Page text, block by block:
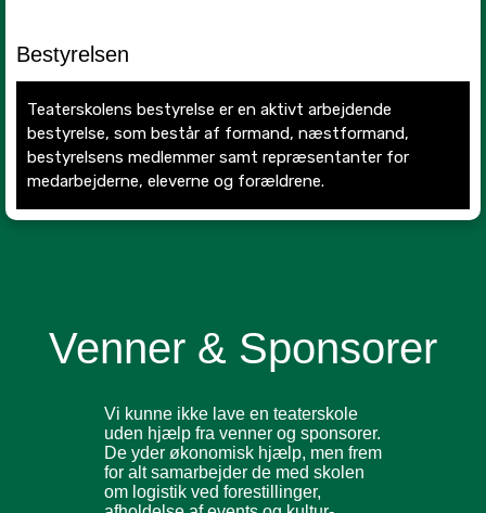
Bestyrelsen
Teaterskolens bestyrelse er en aktivt arbejdende
bestyrelse, som består af formand, næstformand,
bestyrelsens medlemmer samt repræsentanter for
medarbejderne, eleverne og forældrene.
Venner & Sponsorer
Vi kunne ikke lave en teaterskole
uden hjælp fra venner og sponsorer.
De yder økonomisk hjælp, men frem
for alt samarbejder de med skolen
om logistik ved forestillinger,